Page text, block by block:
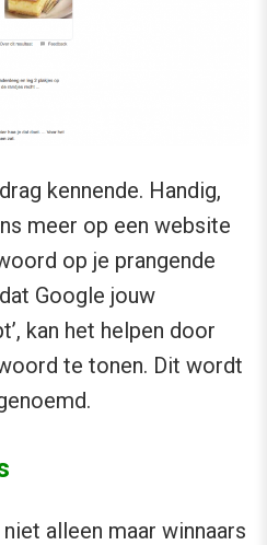
kennende. Handig,
meer op een website
op je prangende
Google jouw
kan het helpen door
te tonen. Dit wordt
alleen maar winnaars